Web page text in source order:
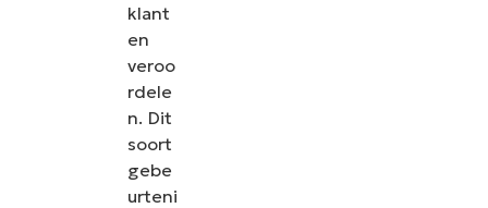
klant
en
veroo
rdele
n. Dit
soort
gebe
urteni